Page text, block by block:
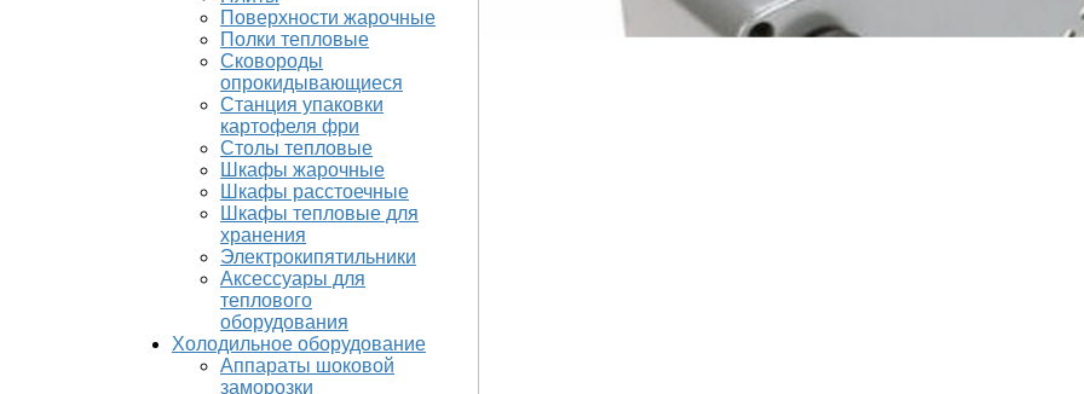
Поверхности жарочные
Полки тепловые
Сковороды
опрокидывающиеся
Станция упаковки
картофеля фри
Столы тепловые
Шкафы жарочные
Шкафы расстоечные
Шкафы тепловые для
хранения
Электрокипятильники
Аксессуары для
теплового
оборудования
Холодильное оборудование
Аппараты шоковой
заморозки